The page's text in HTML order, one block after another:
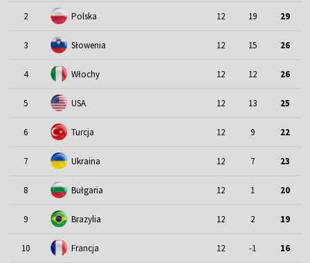
2 Polska 12 19 29
3 Słowenia 12 15 26
4 Włochy 12 12 26
5 USA 12 13 25
6 Turcja 12 9 22
7 Ukraina 12 7 23
8 Bułgaria 12 1 20
9 Brazylia 12 2 19
10 Francja 12 -1 16